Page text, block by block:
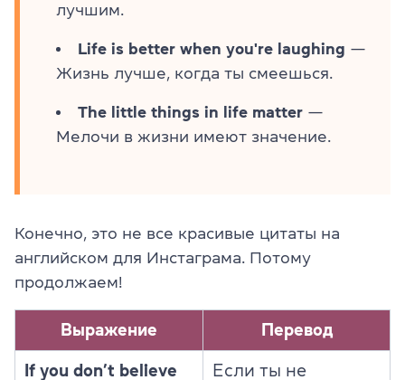
лучшим.
Life is better when you're laughing —
Жизнь лучше, когда ты смеешься.
The little things in life matter —
Мелочи в жизни имеют значение.
Конечно, это не все красивые цитаты на
английском для Инстаграма. Потому
продолжаем!
Выражение Перевод
If you don’t believe
Если ты не